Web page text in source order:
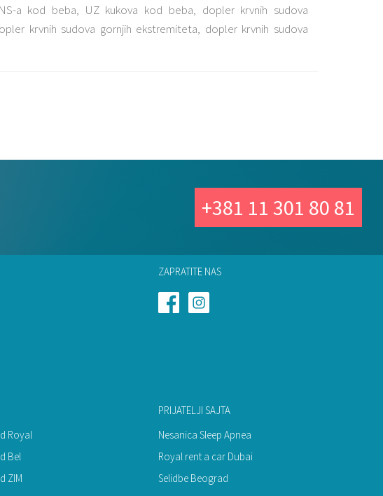
a kod beba, UZ kukova kod beba, dopler krvnih sudova
krvnih sudova gornjih ekstremiteta, dopler krvnih sudova
+381 11 301 80 81
ZAPRATITE NAS
Royal
Bel
ZIM
PRIJATELJI SAJTA
Nesanica Sleep Apnea
Royal rent a car Dubai
Selidbe Beograd